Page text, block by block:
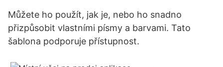
Můžete ho použít, jak je, nebo ho snadno
přizpůsobit vlastními písmy a barvami. Tato
šablona podporuje přístupnost.